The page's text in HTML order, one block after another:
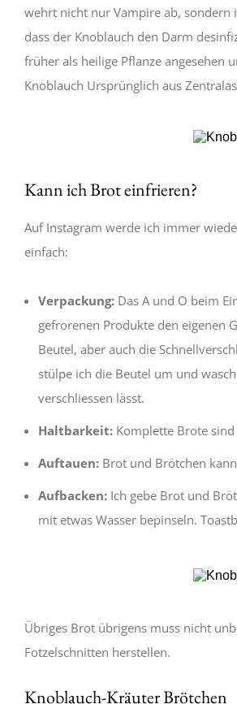
wehrt nicht nur Vampire ab, sondern
dass der Knoblauch den Darm
früher als heilige Pflanze angesehen
Knoblauch Ursprünglich aus
Kann ich Brot einfrieren?
Auf Instagram werde ich immer
einfach:
Verpackung: Das A und O beim
gefrorenen Produkte den eigenen
Beutel, aber auch die
stülpe ich die Beutel um und
verschliessen lässt.
Haltbarkeit: Komplette Brote
Auftauen: Brot und Brötchen
Aufbacken: Ich gebe Brot und
mit etwas Wasser bepinseln.
Übriges Brot übrigens muss nicht
Fotzelschnitten herstellen.
Knoblauch-Kräuter Brötchen